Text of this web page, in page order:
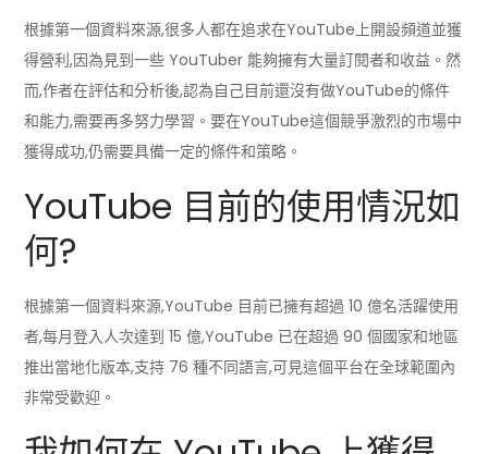
根據第一個資料來源,很多人都在追求在YouTube上開設頻道並獲
得營利,因為見到一些 YouTuber 能夠擁有大量訂閱者和收益。然
而,作者在評估和分析後,認為自己目前還沒有做YouTube的條件
和能力,需要再多努力學習。要在YouTube這個競爭激烈的市場中
獲得成功,仍需要具備一定的條件和策略。
YouTube 目前的使用情況如
何?
根據第一個資料來源,YouTube 目前已擁有超過 10 億名活躍使用
者,每月登入人次達到 15 億,YouTube 已在超過 90 個國家和地區
推出當地化版本,支持 76 種不同語言,可見這個平台在全球範圍內
非常受歡迎。